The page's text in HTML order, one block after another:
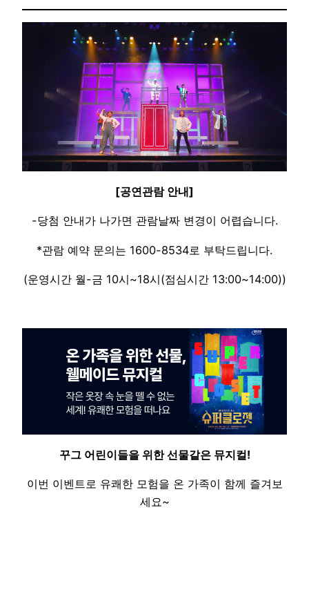
[공연관람 안내]
-당첨 안내가 나가면 관람날짜 변경이 어렵습니다.​
*관람 예약 문의는 1600-8534로 부탁드립니다.
(운영시간 월-금 10시~18시(점심시간 13:00~14:00))
꾸그 어린이들을 위한 선물같은 뮤지컬!​
이번 이벤트로 유쾌한 모험을 온 가족이 함께 즐겨보
세요~